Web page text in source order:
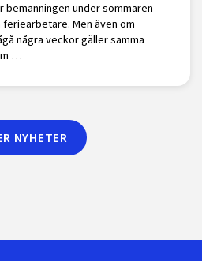
under sommaren
Men även om
några veckor gäller samma
…
NYHETER